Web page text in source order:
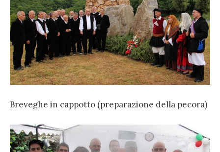
Breveghe in cappotto (preparazione della pecora)